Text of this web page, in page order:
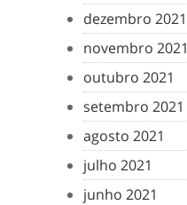
dezembro 2021
novembro 2021
outubro 2021
setembro 2021
agosto 2021
julho 2021
junho 2021